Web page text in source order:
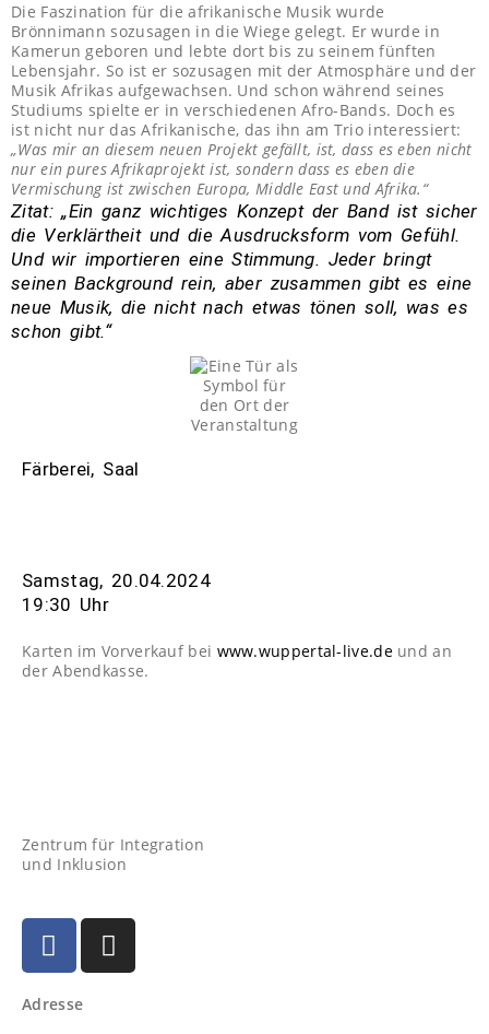
Die Faszination für die afrikanische Musik wurde
Brönnimann sozusagen in die Wiege gelegt. Er wurde in
Kamerun geboren und lebte dort bis zu seinem fünften
Lebensjahr. So ist er sozusagen mit der Atmosphäre und der
Musik Afrikas aufgewachsen. Und schon während seines
Studiums spielte er in verschiedenen Afro-Bands. Doch es
ist nicht nur das Afrikanische, das ihn am Trio interessiert:
„Was mir an diesem neuen Projekt gefällt, ist, dass es eben nicht
nur ein pures Afrikaprojekt ist, sondern dass es eben die
Vermischung ist zwischen Europa, Middle East und Afrika.“
Zitat: „Ein ganz wichtiges Konzept der Band ist sicher
die Verklärtheit und die Ausdrucksform vom Gefühl.
Und wir importieren eine Stimmung. Jeder bringt
seinen Background rein, aber zusammen gibt es eine
neue Musik, die nicht nach etwas tönen soll, was es
schon gibt.“
Färberei, Saal
Samstag, 20.04.2024
19:30 Uhr
Karten im Vorverkauf bei www.wuppertal-live.deund an
der Abendkasse.
Zentrum für Integration
und Inklusion
Adresse